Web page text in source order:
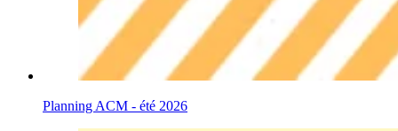
Planning ACM - été 2026